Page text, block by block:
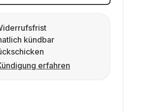
kündbar
erfahren